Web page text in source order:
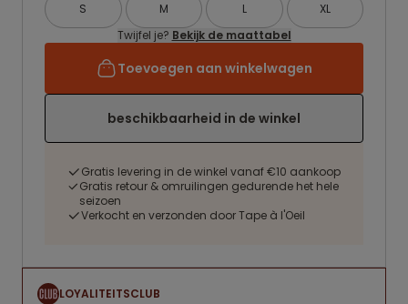
S M L
XL
Twijfel je? Bekijk de maattabel
Toevoegen aan winkelwagen
beschikbaarheid in de winkel
Gratis levering in de winkel vanaf €10 aankoop
Gratis retour & omruilingen gedurende het hele
seizoen
Verkocht en verzonden door Tape à l'Oeil
LOYALITEITSCLUB